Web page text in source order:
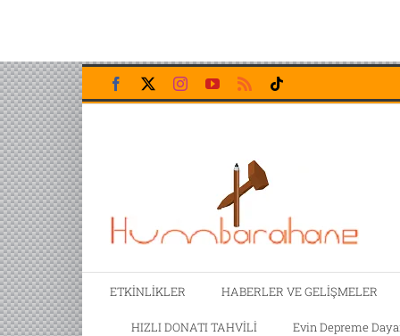
Skip
to
content
Facebook InstagramYouTubeRss
ETKİNLİKLER HABERLER VE GELİŞMELER
HIZLI DONATI TAHVİLİ Evin Depreme